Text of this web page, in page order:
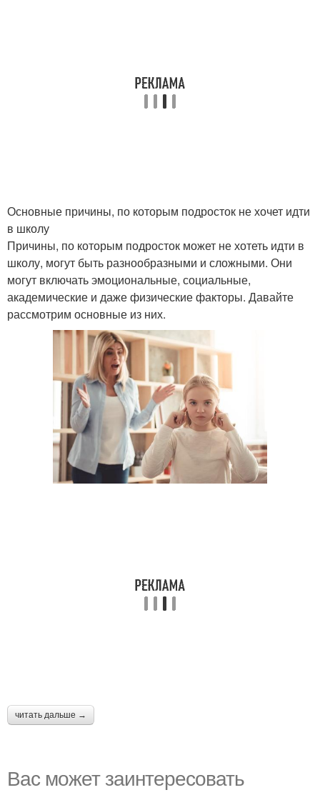
Основные причины, по которым подросток не хочет идти
в школу
Причины, по которым подросток может не хотеть идти в
школу, могут быть разнообразными и сложными. Они
могут включать эмоциональные, социальные,
академические и даже физические факторы. Давайте
рассмотрим основные из них.
читать дальше →
Вас может заинтересовать